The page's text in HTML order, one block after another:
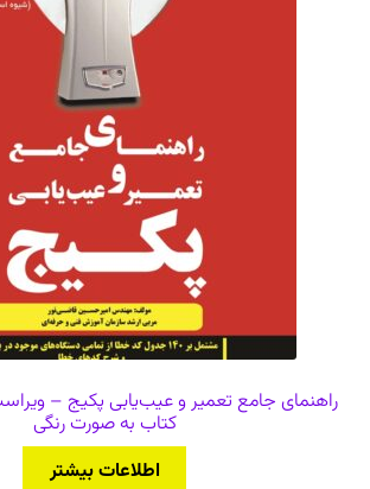
راهنمای جامع تعمیر و عیب‌یابی پکیج‌ –
کتاب به صورت رنگی
اطلاعات بیشتر